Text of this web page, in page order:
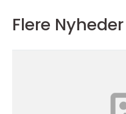
Flere Nyheder